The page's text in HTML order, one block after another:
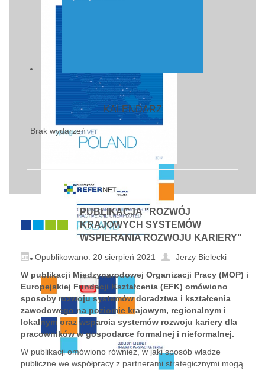
KALENDARZ
Brak wydarzeń
PUBLIKACJA "ROZWÓJ
KRAJOWYCH SYSTEMÓW
WSPIERANIA ROZWOJU KARIERY"
Opublikowano: 20 sierpień 2021
Jerzy Bielecki
W publikacji Międzynarodowej Organizacji Pracy (MOP) i
Europejskiej Fundacji Kształcenia (EFK) omówiono
sposoby rozwoju systemów doradztwa i kształcenia
zawodowego na poziomie krajowym, regionalnym i
lokalnym oraz wsparcia systemów rozwoju kariery dla
pracowników w gospodarce formalnej i nieformalnej.
W publikacji omówiono również, w jaki sposób władze
publiczne we współpracy z partnerami strategicznymi mogą